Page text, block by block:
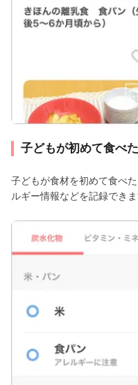
子どもが初めて食べ
子どもが食材を初めて食べ
ルギー情報などを記録できま